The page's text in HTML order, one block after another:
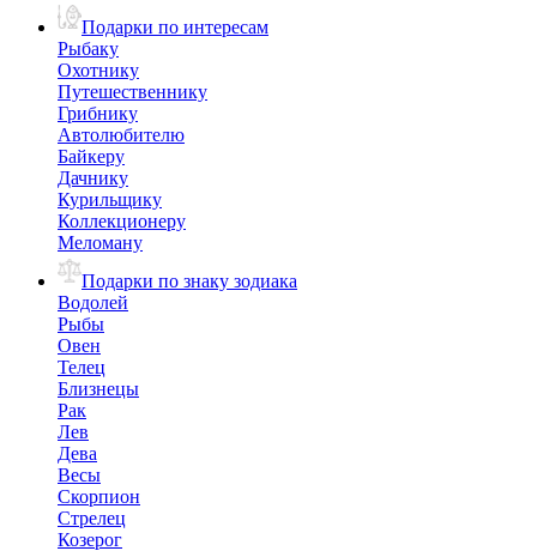
Подарки по интересам
Рыбаку
Охотнику
Путешественнику
Грибнику
Автолюбителю
Байкеру
Дачнику
Курильщику
Коллекционеру
Меломану
Подарки по знаку зодиака
Водолей
Рыбы
Овен
Телец
Близнецы
Рак
Лев
Дева
Весы
Скорпион
Стрелец
Козерог